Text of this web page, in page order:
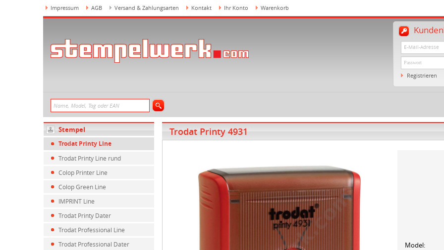
Impressum AGB Versand & Zahlungsarten Kontakt Ihr Konto Warenkorb
Registrieren
Stempel
Trodat Printy Line
Trodat Printy Line rund
Colop Printer Line
Colop Green Line
IMPRINT Line
Trodat Printy Dater
Trodat Professional Line
Trodat Professional Dater
Trodat Printy 4931
Model: